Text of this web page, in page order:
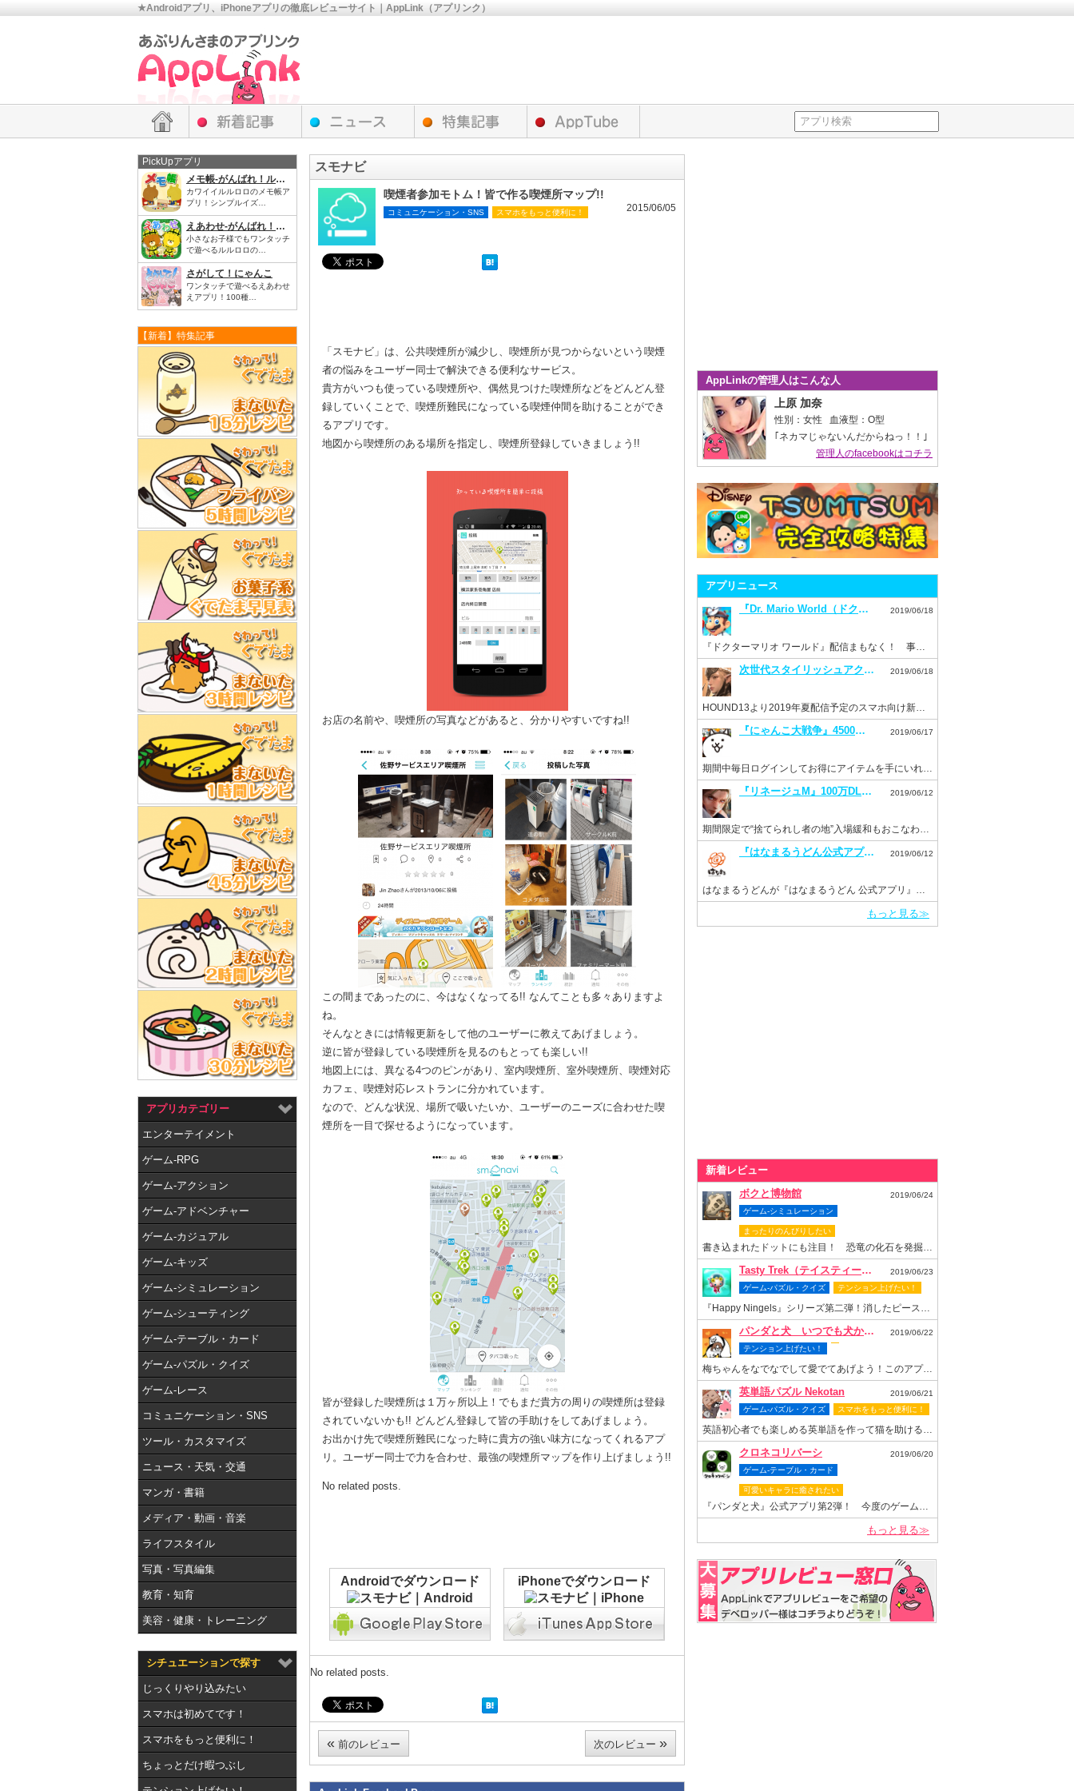
★Androidアプリ、iPhoneアプリの徹底レビューサイト｜AppLink（アプリンク）
PickUpアプリ
メモ帳‐がんばれ！ルルロロ
カワイイルルロロのメモ帳ア
プリ！シンプルイズ…
えあわせ‐がんばれ！ルルロロ
小さなお子様でもワンタッチ
で遊べるルルロロの…
さがして！にゃんこ
ワンタッチで遊べるえあわせ
えアプリ！100種…
【新着】特集記事
アプリカテゴリー
エンターテイメント
ゲーム-RPG
ゲーム-アクション
ゲーム-アドベンチャー
ゲーム-カジュアル
ゲーム-キッズ
ゲーム-シミュレーション
ゲーム-シューティング
ゲーム-テーブル・カード
ゲーム-パズル・クイズ
ゲーム-レース
コミュニケーション・SNS
ツール・カスタマイズ
ニュース・天気・交通
マンガ・書籍
メディア・動画・音楽
ライフスタイル
写真・写真編集
教育・知育
美容・健康・トレーニング
シチュエーションで探す
じっくりやり込みたい
スマホは初めてです！
スマホをもっと便利に！
ちょっとだけ暇つぶし
スモナビ
喫煙者参加モトム！皆で作る喫煙所マップ!!
コミュニケーション・SNS スマホをもっと便利に！ 2015/06/05
「スモナビ」は、公共喫煙所が減少し、喫煙所が見つからないという喫煙
者の悩みをユーザー同士で解決できる便利なサービス。
貴方がいつも使っている喫煙所や、偶然見つけた喫煙所などをどんどん登
録していくことで、喫煙所難民になっている喫煙仲間を助けることができ
るアプリです。
地図から喫煙所のある場所を指定し、喫煙所登録していきましょう!!
お店の名前や、喫煙所の写真などがあると、分かりやすいですね!!
この間まであったのに、今はなくなってる!! なんてことも多々ありますよ
ね。
そんなときには情報更新をして他のユーザーに教えてあげましょう。
逆に皆が登録している喫煙所を見るのもとっても楽しい!!
地図上には、異なる4つのピンがあり、室内喫煙所、室外喫煙所、喫煙対応
カフェ、喫煙対応レストランに分かれています。
なので、どんな状況、場所で吸いたいか、ユーザーのニーズに合わせた喫
煙所を一目で探せるようになっています。
皆が登録した喫煙所は１万ヶ所以上！でもまだ貴方の周りの喫煙所は登録
されていないかも!! どんどん登録して皆の手助けをしてあげましょう。
お出かけ先で喫煙所難民になった時に貴方の強い味方になってくれるアプ
リ。ユーザー同士で力を合わせ、最強の喫煙所マップを作り上げましょう!!
No related posts.
Androidでダウンロード iPhoneでダウンロード
No related posts.
« 前のレビュー 次のレビュー »
AppLinkの管理人はこんな人
上原 加奈
性別：女性 血液型：O型
｢ネカマじゃないんだからねっ！！｣
管理人のfacebookはコチラ
アプリニュース
『Dr. Mario World（ドクターマリオ ワールド）』7月10日配信決定！事前登録もスタート！
2019/06/18
『ドクターマリオ ワールド』配信まもなく！ 事前登録を済ませておこう！
次世代スタイリッシュアクション『ハンドレッドソウル』事前登録スタート！ 2019/06/18
HOUND13より2019年夏配信予定のスマホ向け新作ゲーム『ハンドレッドソウル』事前登録開始
『にゃんこ大戦争』4500万DL突破記念イベントを開催。毎日ログインでネコカン20個もらえる！ 2019/06/17
期間中毎日ログインしてお得にアイテムを手にいれよう！
『リネージュM』100万DL突破を記念して“ドラゴンのサファイア”などを配布。新イベント“Versus”も開催！ 2019/06/12
期間限定で“捨てられし者の地”入場緩和もおこなわれる。
『はなまるうどん公式アプリ』がリニューアルして6月11日より配信開始！ 2019/06/12
はなまるうどんが『はなまるうどん 公式アプリ』をInsight Coreで開発
もっと見る≫
新着レビュー
ボクと博物館
2019/06/24
ゲーム-シミュレーション
まったりのんびりしたい
書き込まれたドットにも注目！ 恐竜の化石を発掘して博物館を再建しよう
Tasty Trek（テイスティー・トレック）
2019/06/23
ゲーム-パズル・クイズ
テンション上げたい！
『Happy Ningels』シリーズ第二弾！消したピースでスロットも回せちゃう爽快感抜群のなぞりパズルゲーム！
パンダと犬 いつでも犬かわいーぬ
2019/06/22
テンション上げたい！
梅ちゃんをなでなでして愛でてあげよう！このアプリがあれば梅ちゃんといつまでもいっしょ！
英単語パズル Nekotan
2019/06/21
ゲーム-パズル・クイズ
スマホをもっと便利に！
英語初心者でも楽しめる英単語を作って猫を助ける可愛いパズルゲーム
クロネコリバーシ
2019/06/20
ゲーム-テーブル・カード
可愛いキャラに癒されたい
『パンダと犬』公式アプリ第2弾！ 今度のゲームは“クロネコヤマモト”が主役のリバーシゲーム！
もっと見る≫